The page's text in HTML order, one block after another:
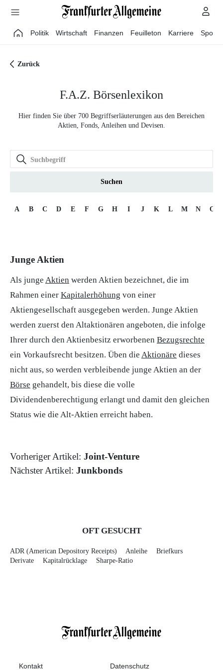
Direkt zum Hauptinhalt
Politik Wirtschaft Finanzen Feuilleton Karriere Sport
Zurück
F.A.Z. Börsenlexikon
Hier finden Sie über 700 Begriffserläuterungen aus den Bereichen
Aktien, Fonds, Anleihen und Devisen.
Suchen
A B C D E F G H I J K L M N O
Junge Aktien
Als junge Aktien werden Aktien bezeichnet, die im
Rahmen einer Kapitalerhöhung von einer
Aktiengesellschaft ausgegeben werden. Junge Aktien
werden zuerst den Altaktionären angeboten, die infolge
Ihrer durch den Aktienbesitz erworbenen Bezugsrechte
ein Vorkaufsrecht besitzen. Üben die Aktionäre dieses
nicht aus, so werden verbleibende junge Aktien an der
Börse gehandelt, bis diese die volle
Dividendenberechtigung erlangt und damit den gleichen
Status wie die Alt-Aktien erreicht haben.
Vorheriger Artikel: Joint-Venture
Nächster Artikel: Junkbonds
OFT GESUCHT
ADR (American Depository Receipts) Anleihe
Briefkurs
Derivate
Kapitalrücklage Sharpe-Ratio
Kontakt Datenschutz